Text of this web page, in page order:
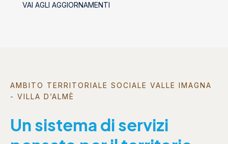
VAI AGLI AGGIORNAMENTI
AMBITO TERRITORIALE SOCIALE VALLE IMAGNA
- VILLA D’ALMÈ
Un sistema di servizi